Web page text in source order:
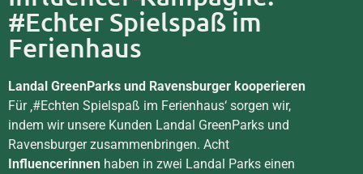
#Echter Spielspaß im
Ferienhaus
Landal GreenParks und Ravensburger kooperieren
Für ‚#Echten Spielspaß im Ferienhaus‘ sorgen wir,
indem wir unsere Kunden Landal GreenParks und
Ravensburger zusammenbringen. Acht
Influencerinnen haben in zwei Landal Parks einen